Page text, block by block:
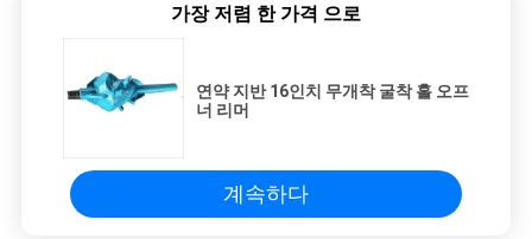
가장 저렴 한 가격 으로
연약 지반 16인치 무개착 굴착 홀 오프
너 리머
계속하다